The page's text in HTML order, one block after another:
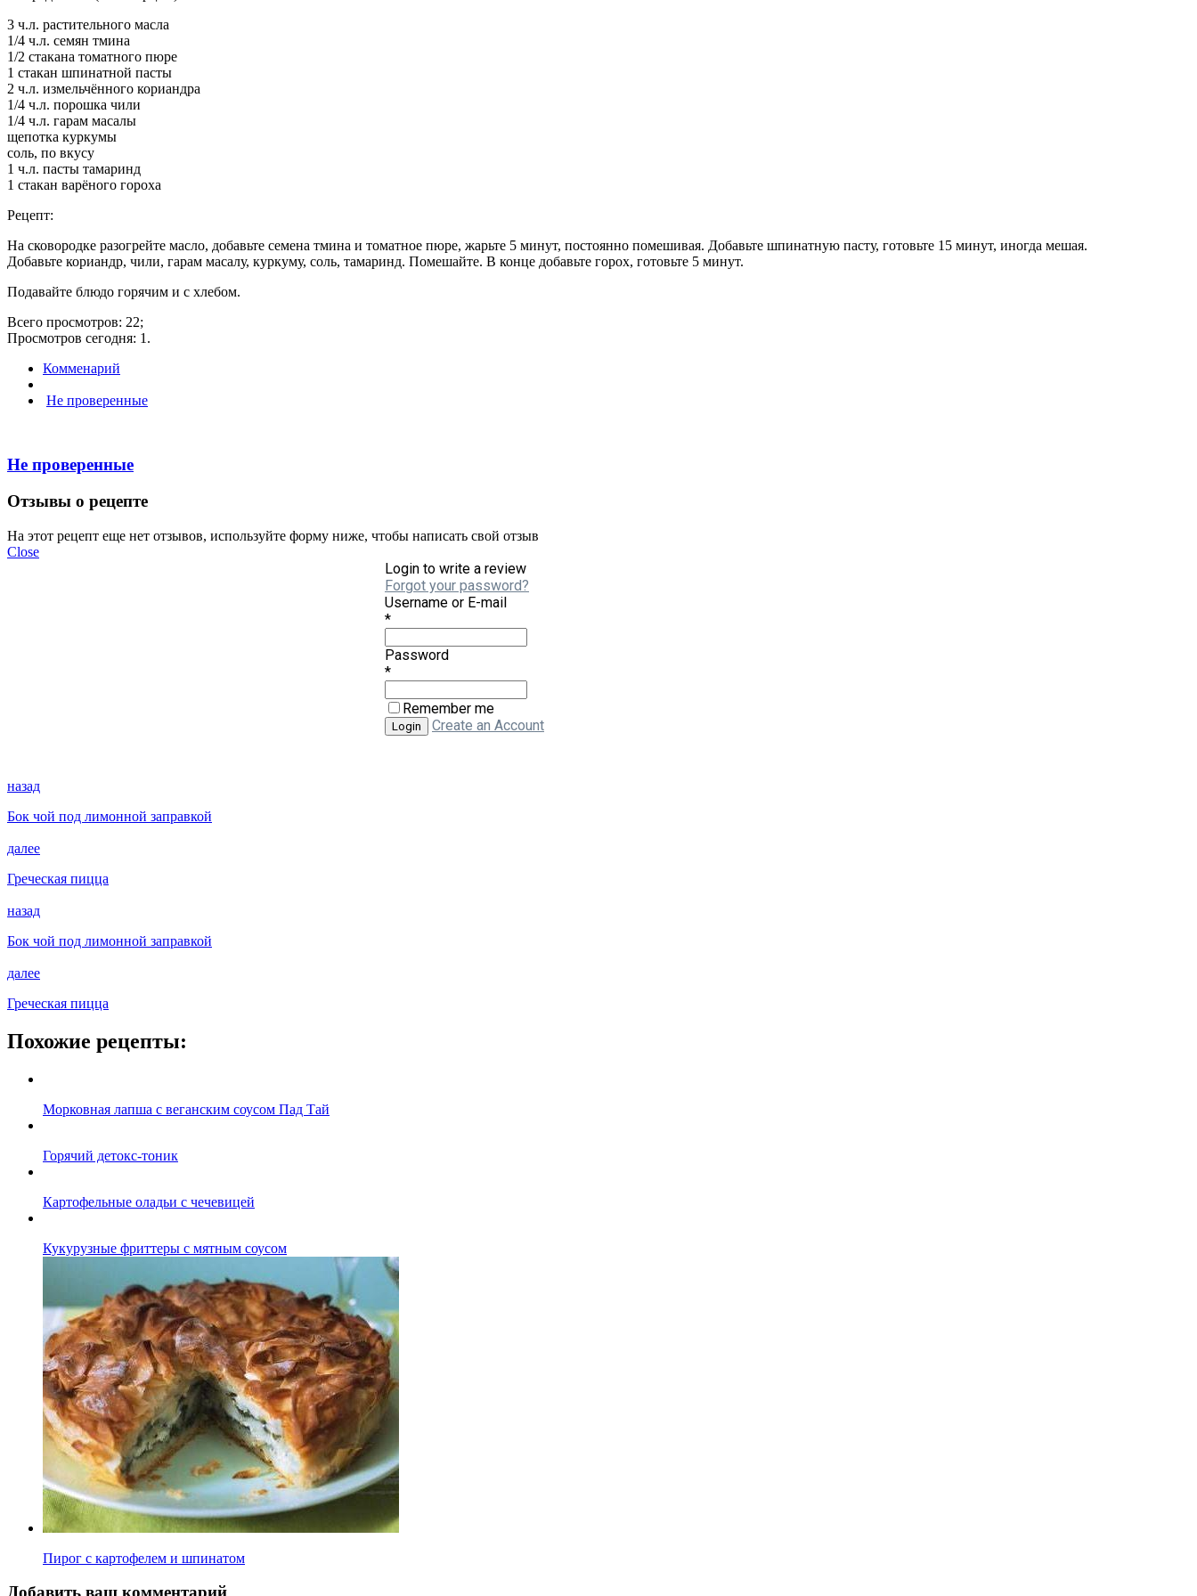
3 ч.л. растительного масла
1/4 ч.л. семян тмина
1/2 стакана томатного пюре
1 стакан шпинатной пасты
2 ч.л. измельчённого кориандра
1/4 ч.л. порошка чили
1/4 ч.л. гарам масалы
щепотка куркумы
соль, по вкусу
1 ч.л. пасты тамаринд
1 стакан варёного гороха
Рецепт:
На сковородке разогрейте масло, добавьте семена тмина и томатное пюре, жарьте 5 минут, постоянно помешивая. Добавьте шпинатную пасту, готовьте 15 минут, иногда мешая.
Добавьте кориандр, чили, гарам масалу, куркуму, соль, тамаринд. Помешайте. В конце добавьте горох, готовьте 5 минут.
Подавайте блюдо горячим и с хлебом.
Всего просмотров: 22;
Просмотров сегодня: 1.
Комменарий
Не проверенные
Не проверенные
Отзывы о рецепте
На этот рецепт еще нет отзывов, используйте форму ниже, чтобы написать свой отзыв
Close
Login to write a review
Forgot your password?
Username or E-mail
*
Password
*
Remember me
Create an Account
назад
Бок чой под лимонной заправкой
далее
Греческая пицца
назад
Бок чой под лимонной заправкой
далее
Греческая пицца
Похожие рецепты:
Морковная лапша с веганским соусом Пад Тай
Горячий детокс-тоник
Картофельные оладьи с чечевицей
Кукурузные фриттеры с мятным соусом
Пирог с картофелем и шпинатом
Добавить ваш комментарий